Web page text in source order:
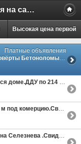
Бесплатные объявления на сайте MILAMO.ru
Высокая цена первой
Платные объявления
Болгарки и др
доме.ДДУ по 214 ФЗ
.Свидетельство.